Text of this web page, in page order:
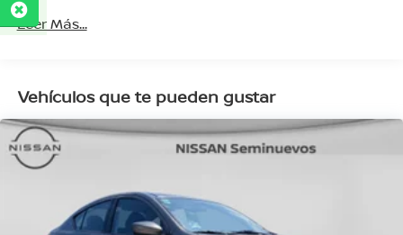
Leer Más...
Vehículos que te pueden gustar